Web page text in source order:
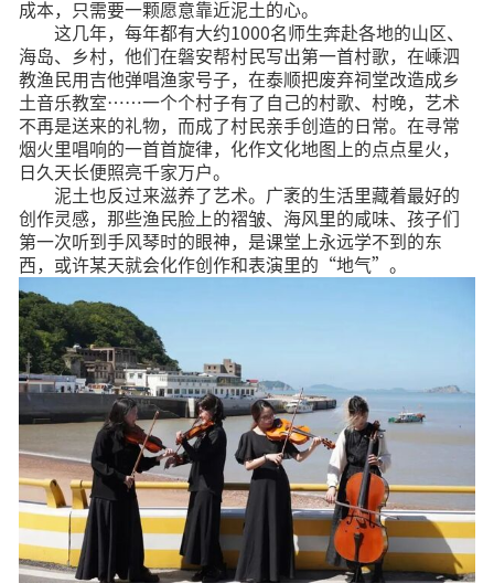
成本，只需要一颗愿意靠近泥土的心。
这几年，每年都有大约1000名师生奔赴各地的山区、
海岛、乡村，他们在磐安帮村民写出第一首村歌，在嵊泗
教渔民用吉他弹唱渔家号子，在泰顺把废弃祠堂改造成乡
土音乐教室……一个个村子有了自己的村歌、村晚，艺术
不再是送来的礼物，而成了村民亲手创造的日常。在寻常
烟火里唱响的一首首旋律，化作文化地图上的点点星火，
日久天长便照亮千家万户。
泥土也反过来滋养了艺术。广袤的生活里藏着最好的
创作灵感，那些渔民脸上的褶皱、海风里的咸味、孩子们
第一次听到手风琴时的眼神，是课堂上永远学不到的东
西，或许某天就会化作创作和表演里的“地气”。